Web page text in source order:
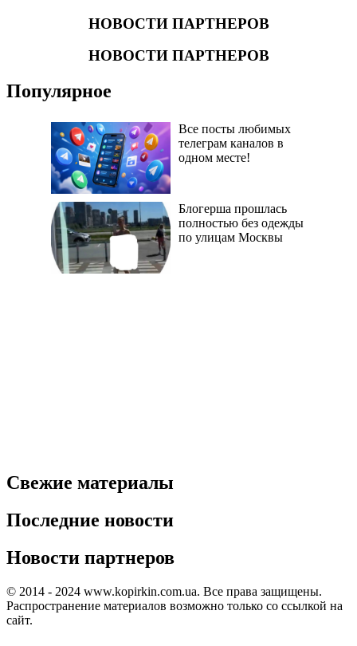
НОВОСТИ ПАРТНЕРОВ
НОВОСТИ ПАРТНЕРОВ
Популярное
Все посты любимых
телеграм каналов в
одном месте!
Блогерша прошлась
полностью без одежды
по улицам Москвы
Свежие материалы
Последние новости
Новости партнеров
© 2014 - 2024 www.kopirkin.com.ua. Все права защищены.
Распространение материалов возможно только со ссылкой на
сайт.